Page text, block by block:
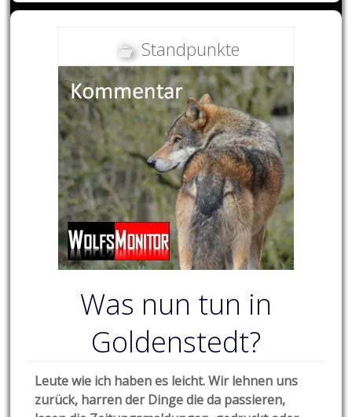
Standpunkte
Was nun tun in
Goldenstedt?
Leute wie ich haben es leicht. Wir lehnen uns
zurück, harren der Dinge die da passieren,